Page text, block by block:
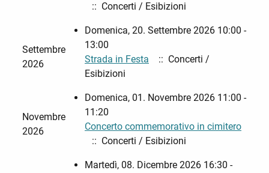
:: Concerti / Esibizioni
Settembre
2026
Domenica, 20. Settembre 2026 10:00 -
13:00
Strada in Festa
:: Concerti /
Esibizioni
Novembre
2026
Domenica, 01. Novembre 2026 11:00 -
11:20
Concerto commemorativo in cimitero
:: Concerti / Esibizioni
Martedì, 08. Dicembre 2026 16:30 -